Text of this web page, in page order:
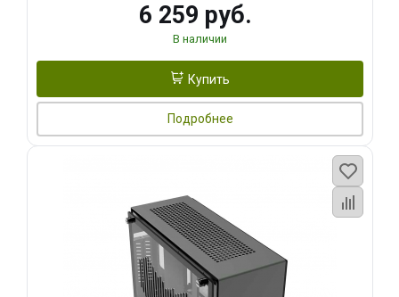
6 259 руб.
В наличии
Купить
Подробнее